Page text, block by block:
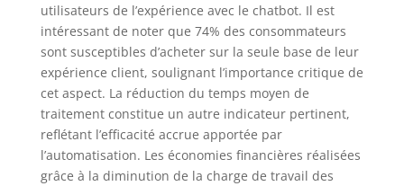
utilisateurs de l’expérience avec le chatbot. Il est
intéressant de noter que 74% des consommateurs
sont susceptibles d’acheter sur la seule base de leur
expérience client, soulignant l’importance critique de
cet aspect. La réduction du temps moyen de
traitement constitue un autre indicateur pertinent,
reflétant l’efficacité accrue apportée par
l’automatisation. Les économies financières réalisées
grâce à la diminution de la charge de travail des